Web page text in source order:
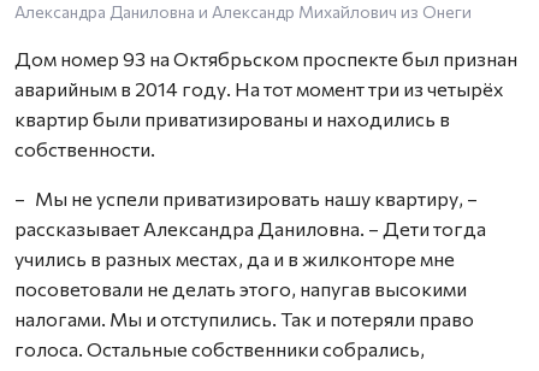
Александра Даниловна и Александр Михайлович из Онеги
Дом номер 93 на Октябрьском проспекте был признан
аварийным в 2014 году. На тот момент три из четырёх
квартир были приватизированы и находились в
собственности.
– Мы не успели приватизировать нашу квартиру, –
рассказывает Александра Даниловна. – Дети тогда
учились в разных местах, да и в жилконторе мне
посоветовали не делать этого, напугав высокими
налогами. Мы и отступились. Так и потеряли право
голоса. Остальные собственники собрались,